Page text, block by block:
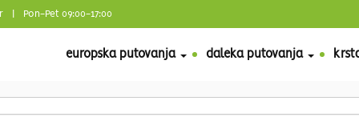
| Pon-Pet 09:00-17:00
europska putovanja daleka putovanja